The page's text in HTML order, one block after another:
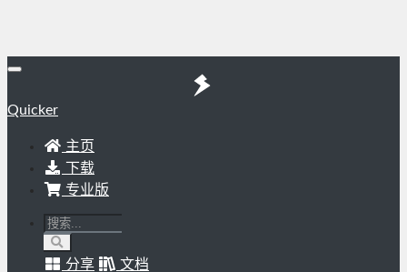
Quicker
主页
下载
专业版
分享
文档